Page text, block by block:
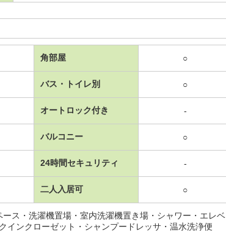
角部屋 ○
バス・トイレ別 ○
オートロック付き -
バルコニー ○
24時間セキュリティ -
二人入居可 ○
ス・洗濯機置場・室内洗濯機置き場・シャワー・エレベ
インクローゼット・シャンプードレッサ・温水洗浄便